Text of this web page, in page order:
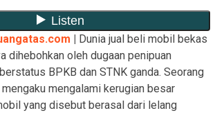
| Dunia jual beli mobil bekas
dihebohkan oleh dugaan penipuan
BPKB dan STNK ganda. Seorang
mengalami kerugian besar
yang disebut berasal dari lelang